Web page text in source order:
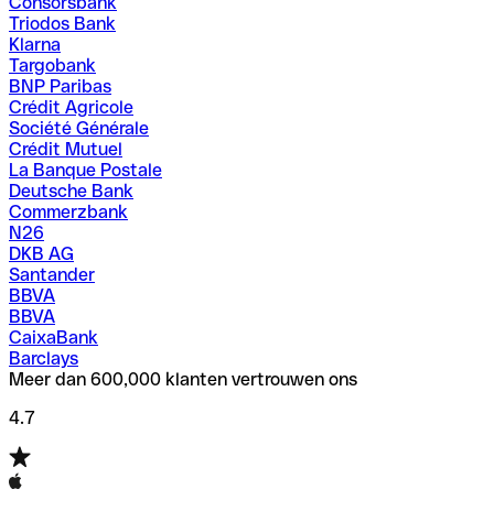
Triodos Bank
Klarna
Targobank
BNP Paribas
Crédit Agricole
Société Générale
Crédit Mutuel
La Banque Postale
Deutsche Bank
Commerzbank
N26
DKB AG
Santander
BBVA
BBVA
CaixaBank
Barclays
Meer dan 600,000 klanten vertrouwen ons
4.7